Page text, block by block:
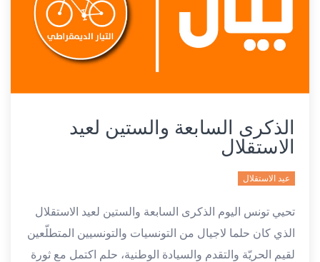
الذكرى السابعة والستين لعيد
الاستقلال
عيد الاستقلال
تحيي تونس اليوم الذكرى السابعة والستين لعيد الاستقلال
الذي كان حلما لاجيال من التونسيات والتونسيين المتطلّعين
لقيم الحريّة والتقدم والسيادة الوطنية، حلم اكتمل مع ثورة